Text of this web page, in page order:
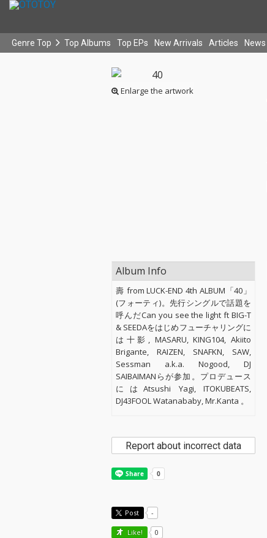
Genre Top Top Albums Top EPs New Arrivals Articles News
Enlarge the artwork
Album Info
壽 from LUCK-END 4th ALBUM「40」
(フォーティ)。先行シングルで話題を
呼んだCan you see the light ft BIG-T
& SEEDAをはじめフューチャリングに
は十影, MASARU, KING104, Akiito
Brigante, RAIZEN, SNAFKN, SAW,
Sessman a.k.a. Nogood, DJ
SAIBAIMANらが参加。プロデュース
にはAtsushi Yagi, ITOKUBEATS,
DJ43FOOL Watanababy, Mr.Kanta 。
Report about incorrect data
Post -
Like! 0